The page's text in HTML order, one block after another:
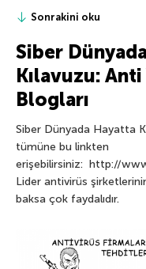
Sonrakini oku
Siber
Kılavuzu:
Blogları
Siber Dünyada Hayatta
tümüne bu linkten
erişebilirsiniz: http://
Lider antivirüs
baksa çok faydalıdır.